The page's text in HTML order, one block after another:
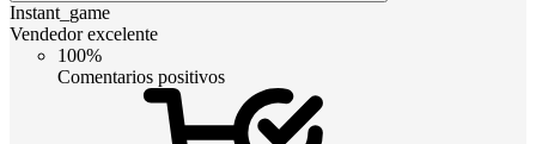
Instant_game
Vendedor excelente
100%
Comentarios positivos